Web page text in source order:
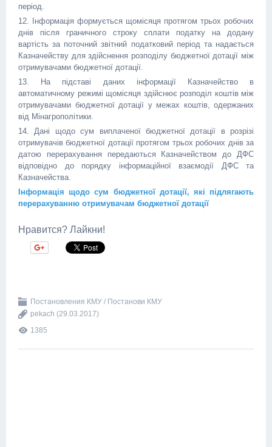
період.
12. Інформація формується щомісяця протягом трьох робочих
днів після граничного строку сплати податку на додану
вартість за поточний звітний податковий період та надається
Казначейству для здійснення розподілу бюджетної дотації між
отримувачами бюджетної дотації.
13. На підставі даних інформації Казначейство в
автоматичному режимі щомісяця здійснює розподіл коштів між
отримувачами бюджетної дотації у межах коштів, одержаних
від Мінагрополітики.
14. Дані щодо сум виплаченої бюджетної дотації в розрізі
отримувачів бюджетної дотації протягом трьох робочих днів за
датою перерахування передаються Казначейством до ДФС
відповідно до порядку інформаційної взаємодії ДФС та
Казначейства.
Інформація щодо сум бюджетної дотації, які підлягають
перерахуванню отримувачам бюджетної дотації
Нравится? Лайкни!
Постановления КМУ / Постанови КМУ
pekach (29.03.2017)
1385